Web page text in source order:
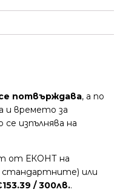
потвърждава, а по
и времето за
изпълнява на
от ЕКОНТ на
стандартните) или
/ 300лв..